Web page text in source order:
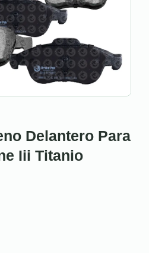
Delantero Para
Iii Titanio